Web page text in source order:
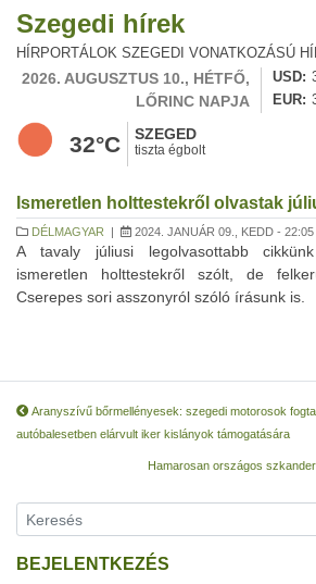
Szegedi hírek
HÍRPORTÁLOK SZEGEDI VONATKOZÁSÚ
2026. AUGUSZTUS 10., HÉTFŐ,
LŐRINC NAPJA
USD
EUR
32°C SZEGED
tiszta égbolt
Ismeretlen holttestekről olvastak
DÉLMAGYAR | 2024. JANUÁR 09., KEDD - 22:05
A tavaly júliusi legolvasottabb
ismeretlen holttestekről szólt, de
Cserepes sori asszonyról szóló írásunk is.
Aranyszívű bőrmellényesek: szegedi motorosok
autóbalesetben elárvult iker kislányok támogatására
Hamarosan országos
BEJELENTKEZÉS